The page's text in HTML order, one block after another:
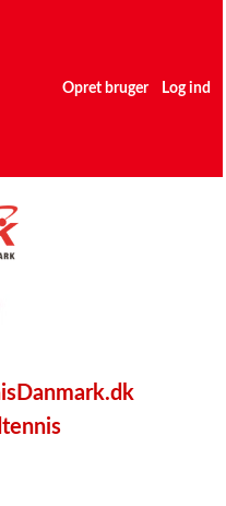
Opret bruger Log ind